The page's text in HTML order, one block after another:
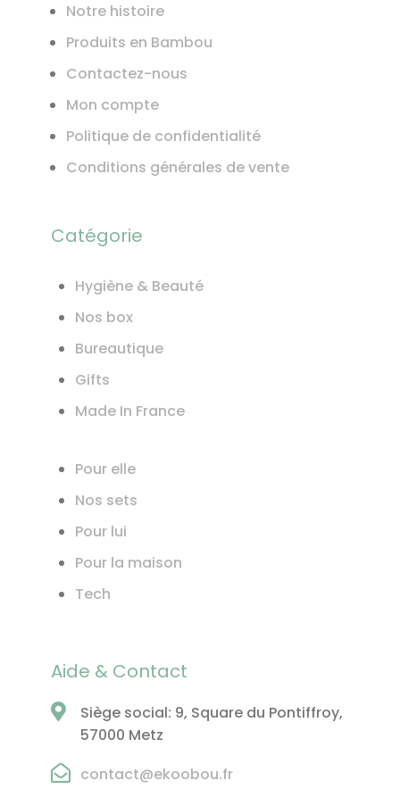
Notre histoire
Produits en Bambou
Contactez-nous
Mon compte
Politique de confidentialité
Conditions générales de vente
Catégorie
Hygiène & Beauté
Nos box
Bureautique
Gifts
Made In France
Pour elle
Nos sets
Pour lui
Pour la maison
Tech
Aide & Contact
Siège social: 9, Square du Pontiffroy,
57000 Metz
contact@ekoobou.fr